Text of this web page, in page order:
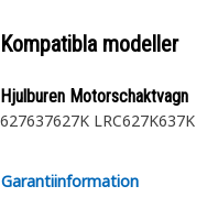
Kompatibla modeller
Hjulburen Motorschaktvagn
627637627K LRC627K637K
Garantiinformation